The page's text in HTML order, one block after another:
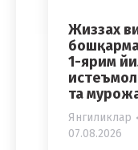
Жиззах
1-ярим
та
Янгиликлар
07.08.2026